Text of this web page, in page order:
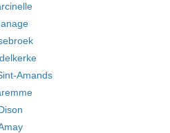
Amands